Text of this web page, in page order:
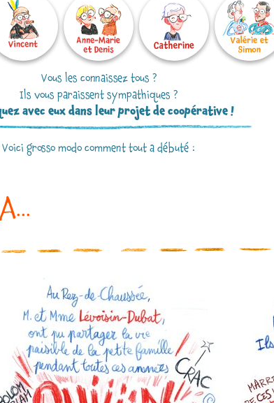
Vous les connaissez tous ?
Ils vous paraissent sympathiques ?
avec eux dans leur projet de coopérative !
Voici grosso modo comment tout a débuté :